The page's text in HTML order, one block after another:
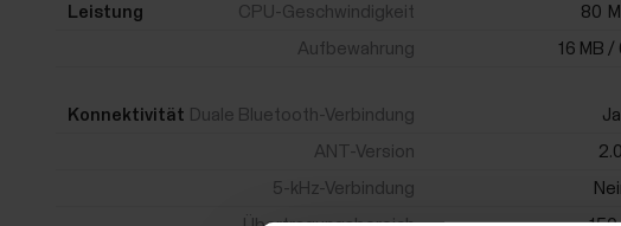
Leistung CPU-Geschwindigkeit 80
Aufbewahrung 16 MB /
Konnektivität Duale Bluetooth-Verbindung Ja
ANT-Version 2.0
5-kHz-Verbindung